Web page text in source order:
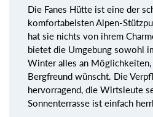
Die Fanes Hütte ist eine der
komfortabelsten Alpen-
hat sie nichts von ihrem
bietet die Umgebung sowohl
Winter alles an Möglichkeiten,
Bergfreund wünscht. Die
hervorragend, die Wirtsleute
Sonnenterrasse ist einfach